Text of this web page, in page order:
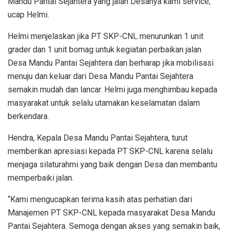
ucap Helmi.
Helmi menjelaskan jika PT SKP-CNL menurunkan 1 unit
grader dan 1 unit bomag untuk kegiatan perbaikan jalan
Desa Mandu Pantai Sejahtera dan berharap jika mobilisasi
menuju dan keluar dari Desa Mandu Pantai Sejahtera
semakin mudah dan lancar. Helmi juga menghimbau kepada
masyarakat untuk selalu utamakan keselamatan dalam
berkendara.
Hendra, Kepala Desa Mandu Pantai Sejahtera, turut
memberikan apresiasi kepada PT SKP-CNL karena selalu
menjaga silaturahmi yang baik dengan Desa dan membantu
memperbaiki jalan.
“Kami mengucapkan terima kasih atas perhatian dari
Manajemen PT SKP-CNL kepada masyarakat Desa Mandu
Pantai Sejahtera. Semoga dengan akses yang semakin baik,